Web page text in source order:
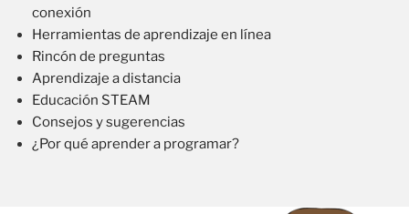
conexión
Herramientas de aprendizaje en línea
Rincón de preguntas
Aprendizaje a distancia
Educación STEAM
Consejos y sugerencias
¿Por qué aprender a programar?